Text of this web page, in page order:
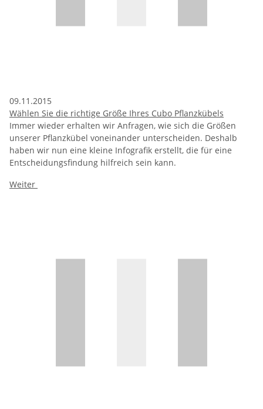
09.11.2015
Wählen Sie die richtige Größe Ihres Cubo Pflanzkübels
Immer wieder erhalten wir Anfragen, wie sich die Größen
unserer Pflanzkübel voneinander unterscheiden. Deshalb
haben wir nun eine kleine Infografik erstellt, die für eine
Entscheidungsfindung hilfreich sein kann.
Weiter